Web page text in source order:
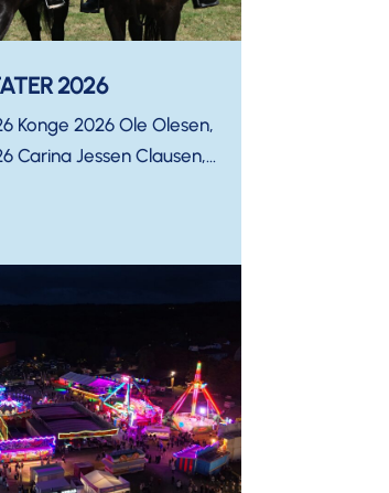
2026
Konge 2026 Ole Olesen,
Carina Jessen Clausen,...